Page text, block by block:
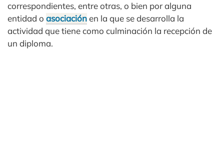
correspondientes, entre otras, o bien por alguna
entidad o asociaciónen la que se desarrolla la
actividad que tiene como culminación la recepción de
un diploma.